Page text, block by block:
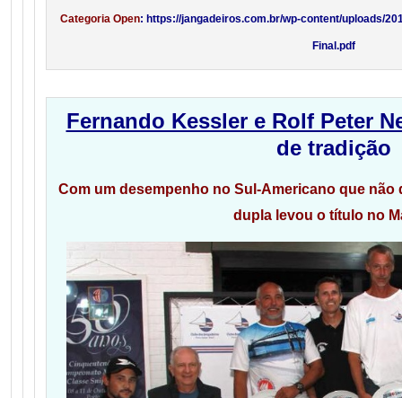
Categoria Open: https://jangadeiros.com.br/wp-content/uploads/
Final.pdf
Fernando Kessler e Rolf Peter
de tradição
Com um desempenho no Sul-Americano que
dupla levou o título no